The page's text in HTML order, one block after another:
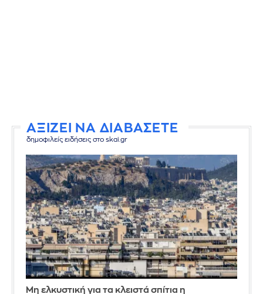
ΑΞΙΖΕΙ ΝΑ ΔΙΑΒΑΣΕΤΕ
δημοφιλείς ειδήσεις στο skai.gr
Μη ελκυστική για τα κλειστά σπίτια η